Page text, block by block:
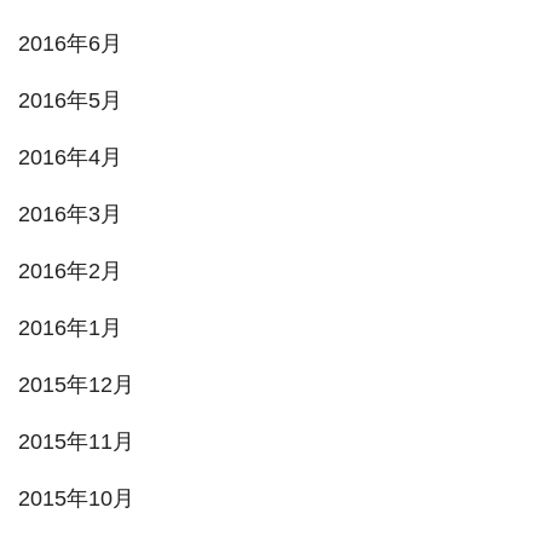
2016年6月
2016年5月
2016年4月
2016年3月
2016年2月
2016年1月
2015年12月
2015年11月
2015年10月